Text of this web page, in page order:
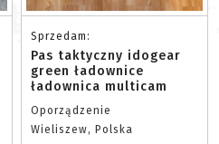
Sprzedam:
Pas taktyczny idogear
green ładownice
ładownica multicam
Oporządzenie
Wieliszew, Polska